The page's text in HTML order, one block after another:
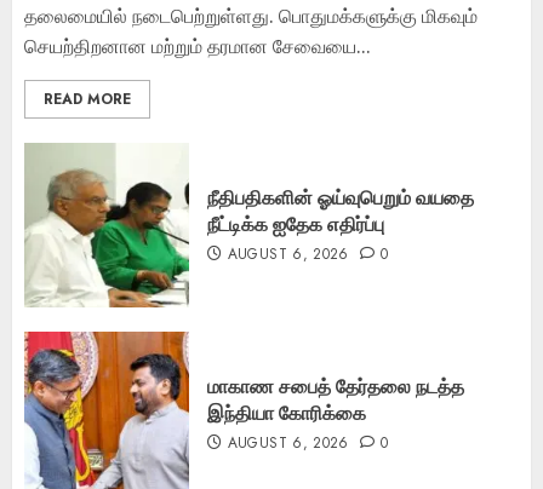
தலைமையில் நடைபெற்றுள்ளது. பொதுமக்களுக்கு மிகவும்
செயற்திறனான மற்றும் தரமான சேவையை...
READ MORE
நீதிபதிகளின் ஓய்வுபெறும் வயதை
நீட்டிக்க ஐதேக எதிர்ப்பு
AUGUST 6, 2026 0
மாகாண சபைத் தேர்தலை நடத்த
இந்தியா கோரிக்கை
AUGUST 6, 2026 0